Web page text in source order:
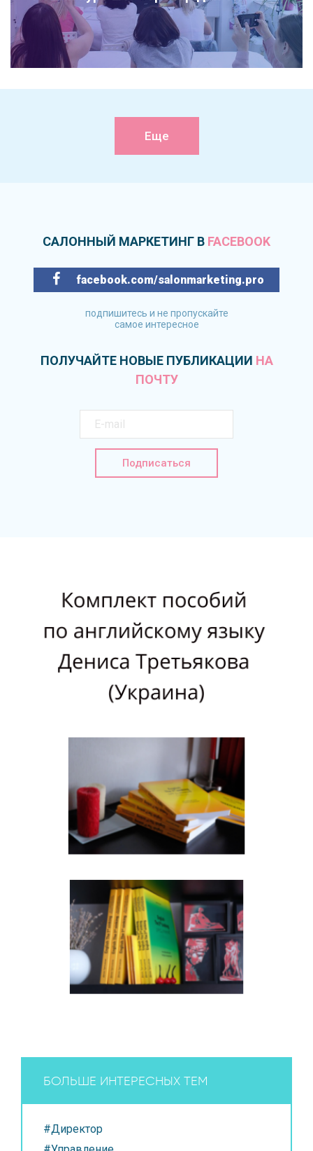
Еще
САЛОННЫЙ МАРКЕТИНГ В FACEBOOK
facebook.com/salonmarketing.pro
подпишитесь и не пропускайте
самое интересное
ПОЛУЧАЙТЕ НОВЫЕ ПУБЛИКАЦИИ НА
ПОЧТУ
Подписаться
БОЛЬШЕ ИНТЕРЕСНЫХ ТЕМ
#Директор